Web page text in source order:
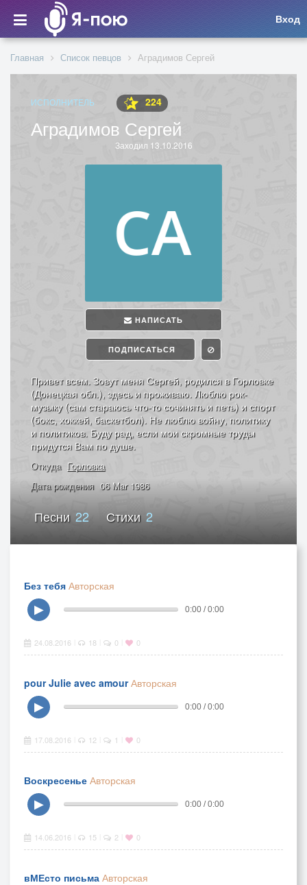
Вход
Главная Список певцов Аградимов Сергей
ИСПОЛНИТЕЛЬ 224
Аградимов Сергей
Заходил 13.10.2016
НАПИСАТЬ
ПОДПИСАТЬСЯ
Привет всем. Зовут меня Сергей, родился в Горловке
(Донецкая обл.), здесь и проживаю. Люблю рок-
музыку (сам стараюсь что-то сочинять и петь) и спорт
(бокс, хоккей, баскетбол). Не люблю войну, политику
и политиков. Буду рад, если мои скромные труды
придутся Вам по душе.
Откуда Горловка
Дата рождения 06 Mar 1986
Песни 22 Стихи 2
Без тебя Авторская
▶
0:00 / 0:00
24.08.2016 18 0 0
pour Julie avec amour Авторская
▶
0:00 / 0:00
17.08.2016 12 1 0
Воскресенье Авторская
▶
0:00 / 0:00
14.06.2016 15 2 0
вМЕсто письма Авторская